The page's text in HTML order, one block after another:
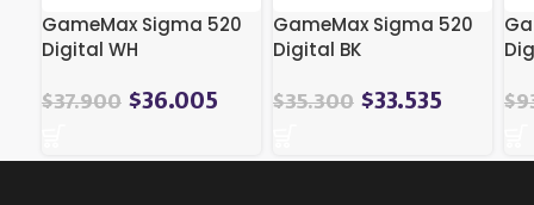
GameMax Sigma 520
Digital WH
$37.900 $36.005
GameMax Sigma 520
Digital BK
$35.300 $33.535 $